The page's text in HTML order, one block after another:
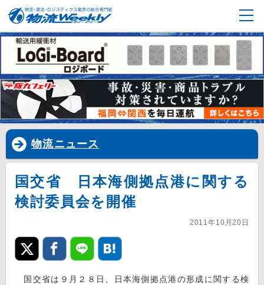
物流ニュース
国交省 日本海側拠点港に関する
検討委員会を開催
2011年10月20日
国交省は９月２８日、日本海側拠点港の形成に関する検